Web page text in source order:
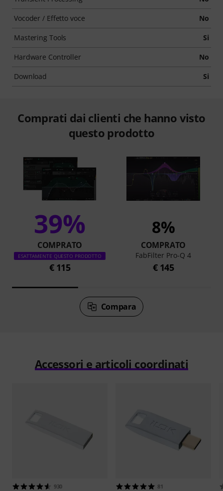
Vocoder / Effetto voce No
Mastering Tools Si
Hardware Controller No
Download Si
Comprati dai clienti che hanno visto
questo prodotto
39%
COMPRATO
ESATTAMENTE QUESTO PRODOTTO
€ 115
8%
COMPRATO
FabFilter Pro-Q 4
€ 145
Compara
Accessori e articoli coordinati
930 81